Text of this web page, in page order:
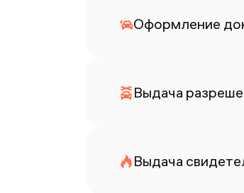
Оформление
Выдача
Выдача